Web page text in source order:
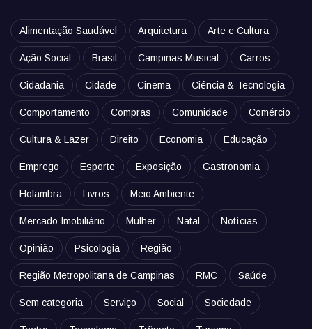
Alimentação Saudável Arquitetura Arte e Cultura
Ação Social Brasil Campinas Musical Carros
Cidadania Cidade Cinema Ciência & Tecnologia
Comportamento Compras Comunidade Comércio
Cultura & Lazer Direito Economia Educação
Emprego Esporte Exposição Gastronomia
Holambra Livros Meio Ambiente
Mercado Imobiliário Mulher Natal Notícias
Opinião Psicologia Região
Região Metropolitana de Campinas RMC Saúde
Sem categoria Serviço Social Sociedade